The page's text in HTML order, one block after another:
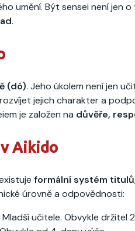
umění. Být sensei není jen
.
(dó). Jeho úkolem není jen
jejich charakter a
je založen na důvěře,
Aikido
formální systém titulů
úrovně a odpovědnosti:
Mladší učitele. Obvykle držitel